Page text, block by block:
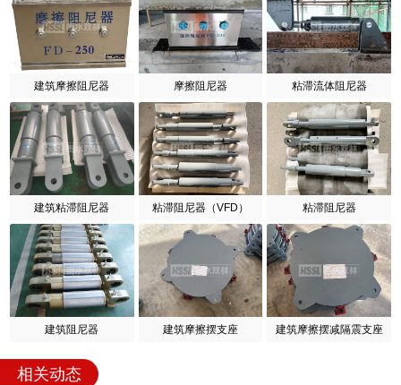
建筑摩擦阻尼器 摩擦阻尼器 粘滞流体阻尼器
建筑粘滞阻尼器 粘滞阻尼器（VFD） 粘滞阻尼器
建筑阻尼器 建筑摩擦摆支座 建筑摩擦摆减隔震支座
相关动态